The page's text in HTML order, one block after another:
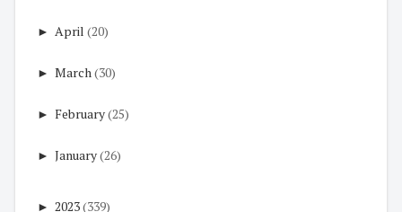
► April (20)
► March(30)
► February(25)
► January(26)
► 2023(339)